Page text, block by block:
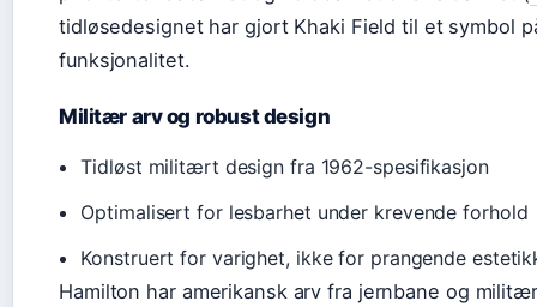
tidløsedesignet har gjort Khaki Field til et symbol
funksjonalitet.
Militær arv og robust design
Tidløst militært design fra 1962-spesifikasjon
Optimalisert for lesbarhet under krevende forhold
Konstruert for varighet, ikke for prangende
Hamilton har amerikansk arv fra jernbane og